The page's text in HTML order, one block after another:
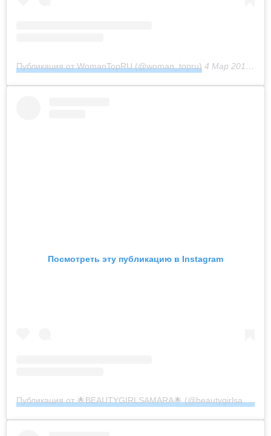
Публикация от WomanTopRU (@woman_topru) 4 Мар 2017 в 3:52 PST
Посмотреть эту публикацию в Instagram
Публикация от 🌟BEAUTYGIRLSAMARA🌟 (@beautygirlsamara)